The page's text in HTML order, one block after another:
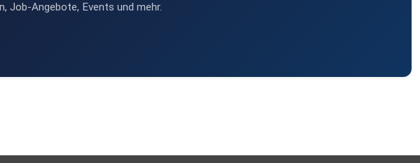
Job-Angebote, Events und mehr.